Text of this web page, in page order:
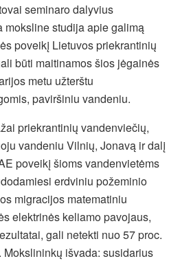
seminaro dalyvius
moksline studija apie galimą
poveikį Lietuvos priekrantinių
būti maitinamos šios jėgainės
metu užterštu
paviršiniu vandeniu.
priekrantinių vandenviečių,
vandeniu Vilnių, Jonavą ir dalį
poveikį šioms vandenvietėms
erdviniu požeminio
migracijos matematiniu
elektrinės keliamo pavojaus,
gali netekti nuo 57 proc.
išvada: susidarius